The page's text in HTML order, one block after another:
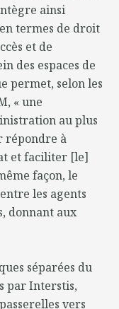
ainsi
termes de droit
et de
des espaces de
permet, selon les
« une
au plus
répondre à
et faciliter [le]
façon, le
les agents
donnant aux
séparées du
par Interstis,
vers